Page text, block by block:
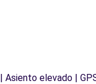
elevado |